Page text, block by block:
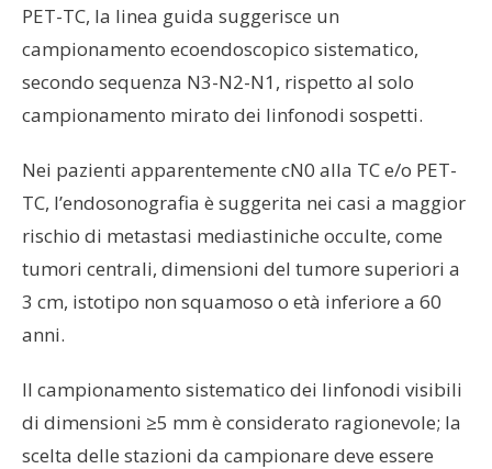
PET-TC, la linea guida suggerisce un
campionamento ecoendoscopico sistematico,
secondo sequenza N3-N2-N1, rispetto al solo
campionamento mirato dei linfonodi sospetti.
Nei pazienti apparentemente cN0 alla TC e/o PET-
TC, l’endosonografia è suggerita nei casi a maggior
rischio di metastasi mediastiniche occulte, come
tumori centrali, dimensioni del tumore superiori a
3 cm, istotipo non squamoso o età inferiore a 60
anni.
Il campionamento sistematico dei linfonodi visibili
di dimensioni ≥5 mm è considerato ragionevole; la
scelta delle stazioni da campionare deve essere